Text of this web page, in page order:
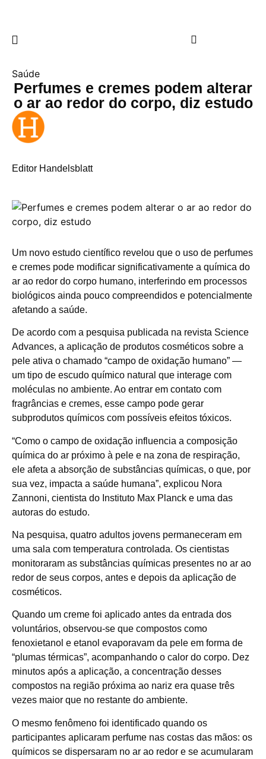
Saúde
Perfumes e cremes podem alterar
o ar ao redor do corpo, diz estudo
Editor Handelsblatt
Um novo estudo científico revelou que o uso de perfumes
e cremes pode modificar significativamente a química do
ar ao redor do corpo humano, interferindo em processos
biológicos ainda pouco compreendidos e potencialmente
afetando a saúde.
De acordo com a pesquisa publicada na revista Science
Advances, a aplicação de produtos cosméticos sobre a
pele ativa o chamado “campo de oxidação humano” —
um tipo de escudo químico natural que interage com
moléculas no ambiente. Ao entrar em contato com
fragrâncias e cremes, esse campo pode gerar
subprodutos químicos com possíveis efeitos tóxicos.
“Como o campo de oxidação influencia a composição
química do ar próximo à pele e na zona de respiração,
ele afeta a absorção de substâncias químicas, o que, por
sua vez, impacta a saúde humana”, explicou Nora
Zannoni, cientista do Instituto Max Planck e uma das
autoras do estudo.
Na pesquisa, quatro adultos jovens permaneceram em
uma sala com temperatura controlada. Os cientistas
monitoraram as substâncias químicas presentes no ar ao
redor de seus corpos, antes e depois da aplicação de
cosméticos.
Quando um creme foi aplicado antes da entrada dos
voluntários, observou-se que compostos como
fenoxietanol e etanol evaporavam da pele em forma de
“plumas térmicas”, acompanhando o calor do corpo. Dez
minutos após a aplicação, a concentração desses
compostos na região próxima ao nariz era quase três
vezes maior que no restante do ambiente.
O mesmo fenômeno foi identificado quando os
participantes aplicaram perfume nas costas das mãos: os
químicos se dispersaram no ar ao redor e se acumularam